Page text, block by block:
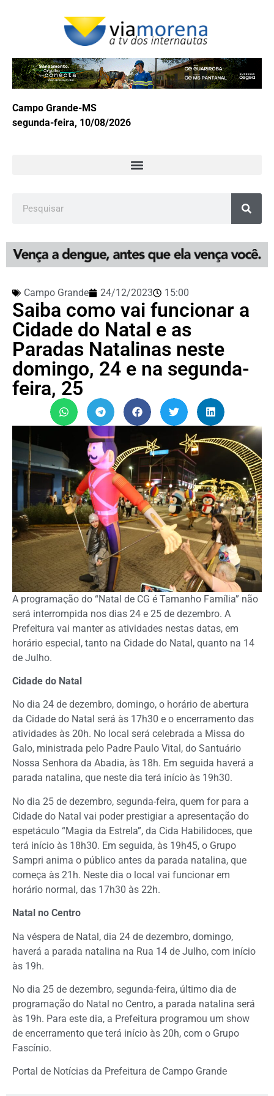
Campo Grande-MS
segunda-feira, 10/08/2026
Campo Grande 24/12/2023 15:00
Saiba como vai funcionar a
Cidade do Natal e as
Paradas Natalinas neste
domingo, 24 e na segunda-
feira, 25
A programação do “Natal de CG é Tamanho Família” não
será interrompida nos dias 24 e 25 de dezembro. A
Prefeitura vai manter as atividades nestas datas, em
horário especial, tanto na Cidade do Natal, quanto na 14
de Julho.
Cidade do Natal
No dia 24 de dezembro, domingo, o horário de abertura
da Cidade do Natal será às 17h30 e o encerramento das
atividades às 20h. No local será celebrada a Missa do
Galo, ministrada pelo Padre Paulo Vital, do Santuário
Nossa Senhora da Abadia, às 18h. Em seguida haverá a
parada natalina, que neste dia terá início às 19h30.
No dia 25 de dezembro, segunda-feira, quem for para a
Cidade do Natal vai poder prestigiar a apresentação do
espetáculo “Magia da Estrela”, da Cida Habilidoces, que
terá início às 18h30. Em seguida, às 19h45, o Grupo
Sampri anima o público antes da parada natalina, que
começa às 21h. Neste dia o local vai funcionar em
horário normal, das 17h30 às 22h.
Natal no Centro
Na véspera de Natal, dia 24 de dezembro, domingo,
haverá a parada natalina na Rua 14 de Julho, com início
às 19h.
No dia 25 de dezembro, segunda-feira, último dia de
programação do Natal no Centro, a parada natalina será
às 19h. Para este dia, a Prefeitura programou um show
de encerramento que terá início às 20h, com o Grupo
Fascínio.
Portal de Notícias da Prefeitura de Campo Grande